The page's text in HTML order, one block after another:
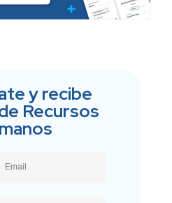
y recibe
Recursos